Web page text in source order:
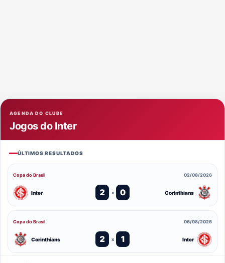
AGENDA DO CLUBE
Jogos do Inter
ÚLTIMOS RESULTADOS
Copa do Brasil 02/08/2026
Inter 2 x 0 Corinthians
Copa do Brasil 06/08/2026
Corinthians 2 x 1 Inter